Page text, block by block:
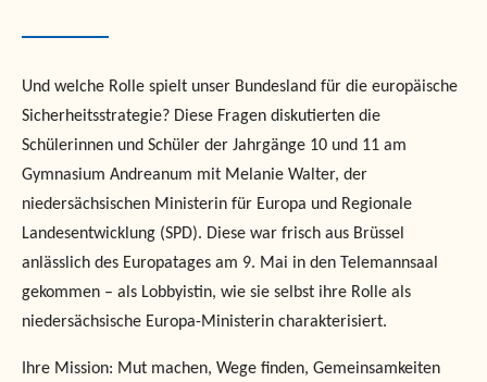
Und welche Rolle spielt unser Bundesland für die europäische
Sicherheitsstrategie? Diese Fragen diskutierten die
Schülerinnen und Schüler der Jahrgänge 10 und 11 am
Gymnasium Andreanum mit Melanie Walter, der
niedersächsischen Ministerin für Europa und Regionale
Landesentwicklung (SPD). Diese war frisch aus Brüssel
anlässlich des Europatages am 9. Mai in den Telemannsaal
gekommen – als Lobbyistin, wie sie selbst ihre Rolle als
niedersächsische Europa-Ministerin charakterisiert.
Ihre Mission: Mut machen, Wege ﬁnden, Gemeinsamkeiten